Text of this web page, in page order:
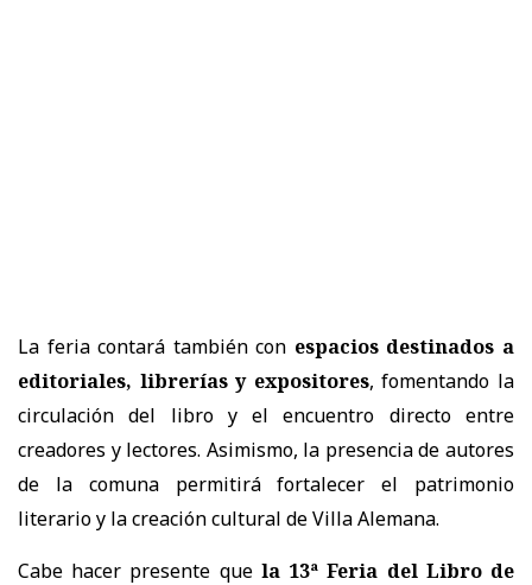
La feria contará también con espacios destinados a
editoriales, librerías y expositores, fomentando la
circulación del libro y el encuentro directo entre
creadores y lectores. Asimismo, la presencia de autores
de la comuna permitirá fortalecer el patrimonio
literario y la creación cultural de Villa Alemana.
Cabe hacer presente que la 13ª Feria del Libro de